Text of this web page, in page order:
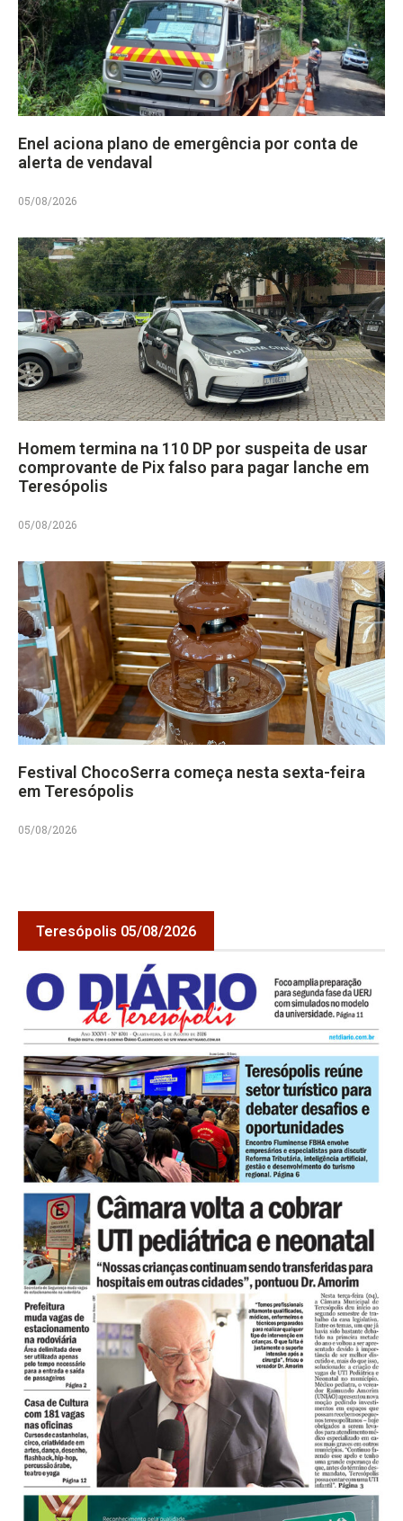
Enel aciona plano de emergência por conta de
alerta de vendaval
05/08/2026
Homem termina na 110 DP por suspeita de usar
comprovante de Pix falso para pagar lanche em
Teresópolis
05/08/2026
Festival ChocoSerra começa nesta sexta-feira
em Teresópolis
05/08/2026
Teresópolis 05/08/2026